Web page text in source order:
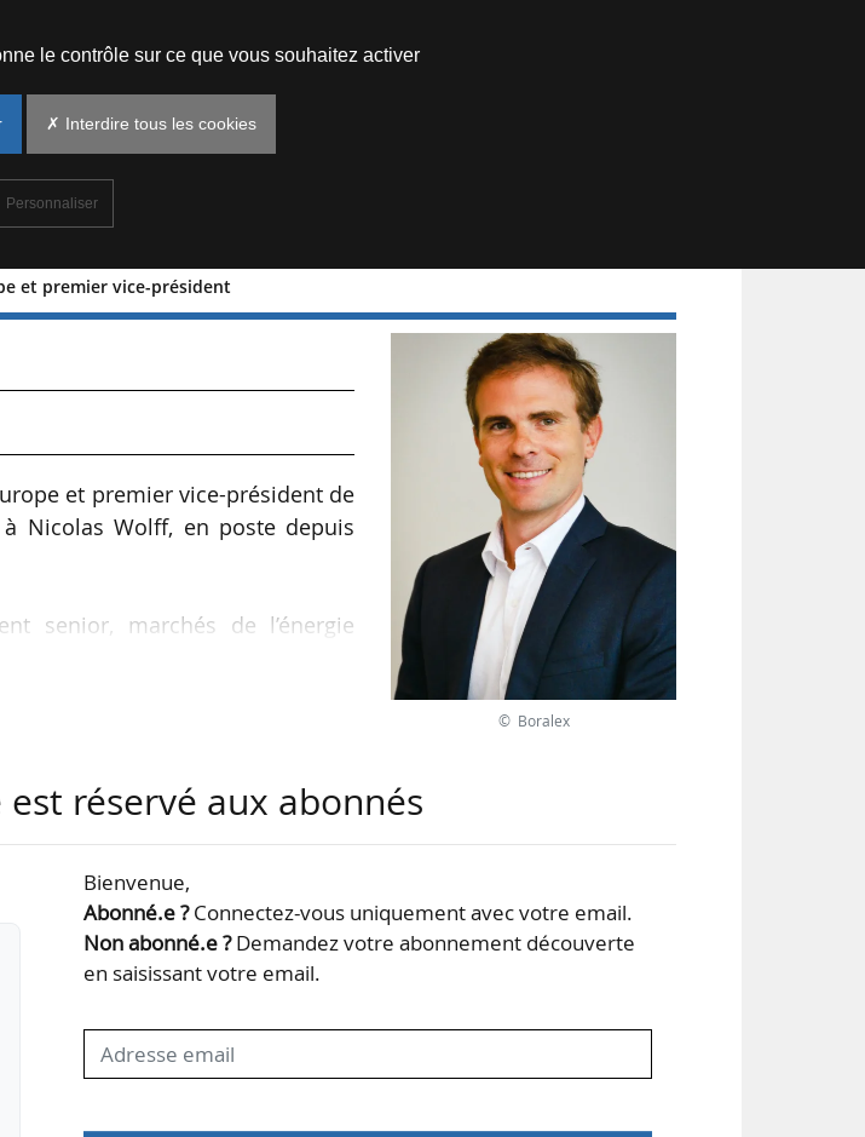
et premier vice-président
général Europe et
et premier vice-président de
Nicolas Wolff, en poste depuis
senior, marchés de l’énergie
approfondie du secteur, une
reconnue à fédérer les
de consolider un…
© Boralex
est réservé aux abonnés
Bienvenue,
Abonné.e ?Connectez-vous uniquement avec votre email.
Non abonné.e ?Demandez votre abonnement découverte
en saisissant votre email.
le contrôle sur ce que vous souhaitez activer
✗ Interdire tous les cookies
Personnaliser